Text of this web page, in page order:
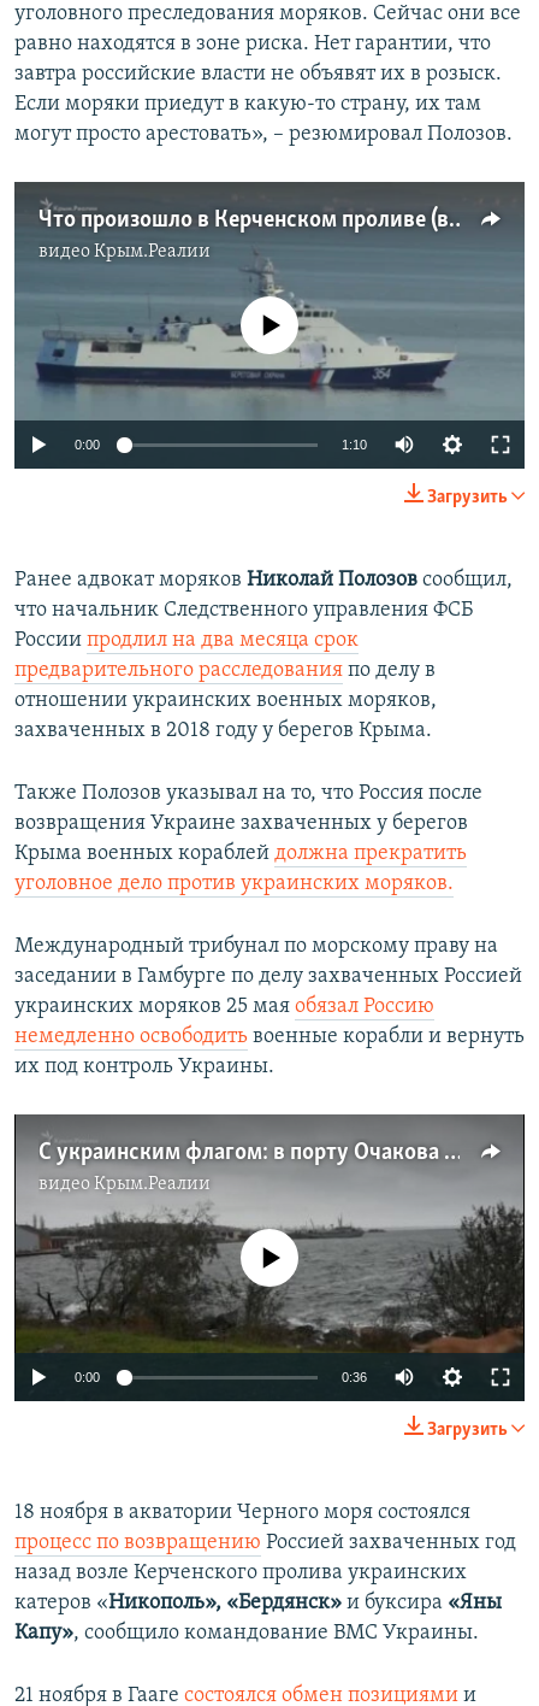
уголовного преследования моряков. Сейчас они все
равно находятся в зоне риска. Нет гарантии, что
завтра российские власти не объявят их в розыск.
Если моряки приедут в какую-то страну, их там
могут просто арестовать», – резюмировал Полозов.
Что произошло в Керченском проливе (видео)
видеоКрым.Реалии
No media source currently available
0:00 1:10
Загрузить
Ранее адвокат моряков Николай Полозов сообщил,
что начальник Следственного управления ФСБ
России продлил на два месяца срок
предварительного расследования по делу в
отношении украинских военных моряков,
захваченных в 2018 году у берегов Крыма.
Также Полозов указывал на то, что Россия после
возвращения Украине захваченных у берегов
Крыма военных кораблей должна прекратить
уголовное дело против украинских моряков.
Международный трибунал по морскому праву на
заседании в Гамбурге по делу захваченных Россией
украинских моряков 25 мая обязал Россию
немедленно освободить военные корабли и вернуть
их под контроль Украины.​
С украинским флагом: в порту Очакова встречают захваченные Россией корабли (видео)
видео Крым.Реалии
No media source currently available
0:00 0:36
Загрузить
18 ноября в акватории Черного моря состоялся
процесс по возвращению Россией захваченных год
назад возле Керченского пролива украинских
катеров «Никополь», «Бердянск» и буксира «Яны
Капу», сообщило командование ВМС Украины.
21 ноября в Гааге состоялся обмен позициями и